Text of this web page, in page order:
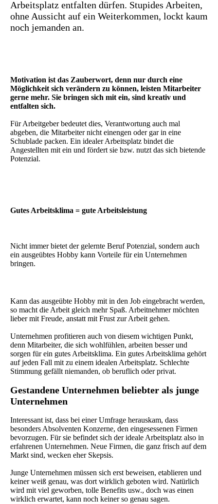
Arbeitsplatz entfalten dürfen. Stupides Arbeiten,
ohne Aussicht auf ein Weiterkommen, lockt kaum
noch jemanden an.
Motivation ist das Zauberwort, denn nur durch eine
Möglichkeit sich verändern zu können, leisten Mitarbeiter
gerne mehr. Sie bringen sich mit ein, sind kreativ und
entfalten sich.
Für Arbeitgeber bedeutet dies, Verantwortung auch mal
abgeben, die Mitarbeiter nicht einengen oder gar in eine
Schublade packen. Ein idealer Arbeitsplatz bindet die
Angestellten mit ein und fördert sie bzw. nutzt das sich bietende
Potenzial.
Gutes Arbeitsklima = gute Arbeitsleistung
Nicht immer bietet der gelernte Beruf Potenzial, sondern auch
ein ausgeübtes Hobby kann Vorteile für ein Unternehmen
bringen.
Kann das ausgeübte Hobby mit in den Job eingebracht werden,
so macht die Arbeit gleich mehr Spaß. Arbeitnehmer möchten
lieber mit Freude, anstatt mit Frust zur Arbeit gehen.
Unternehmen profitieren auch von diesem wichtigen Punkt,
denn Mitarbeiter, die sich wohlfühlen, arbeiten besser und
sorgen für ein gutes Arbeitsklima. Ein gutes Arbeitsklima gehört
auf jeden Fall mit zu einem idealen Arbeitsplatz. Schlechte
Stimmung gefällt niemanden, ob beruflich oder privat.
Gestandene Unternehmen beliebter als junge
Unternehmen
Interessant ist, dass bei einer Umfrage herauskam, dass
besonders Absolventen Konzerne, den eingesessenen Firmen
bevorzugen. Für sie befindet sich der ideale Arbeitsplatz also in
erfahrenen Unternehmen. Neue Firmen, die ganz frisch auf dem
Markt sind, wecken eher Skepsis.
Junge Unternehmen müssen sich erst beweisen, etablieren und
keiner weiß genau, was dort wirklich geboten wird. Natürlich
wird mit viel geworben, tolle Benefits usw., doch was einen
wirklich erwartet, kann noch keiner so genau sagen.